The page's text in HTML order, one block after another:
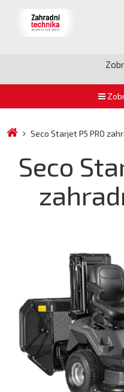
Seco Starjet P5 PRO
Seco